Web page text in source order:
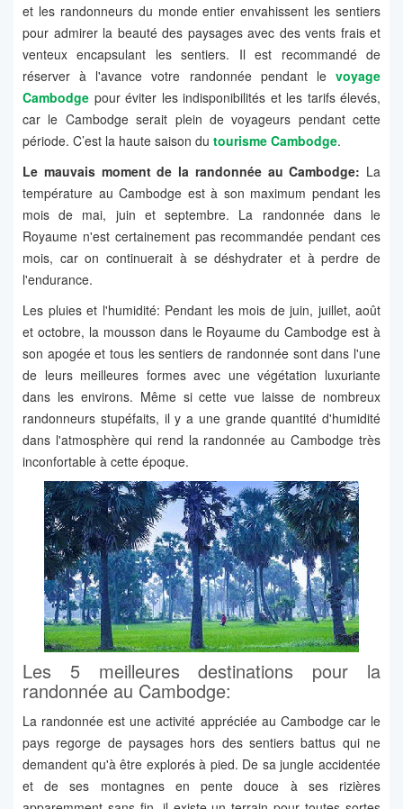
et les randonneurs du monde entier envahissent les sentiers
pour admirer la beauté des paysages avec des vents frais et
venteux encapsulant les sentiers. Il est recommandé de
réserver à l'avance votre randonnée pendant le voyage
Cambodge pour éviter les indisponibilités et les tarifs élevés,
car le Cambodge serait plein de voyageurs pendant cette
période. C’est la haute saison du tourisme Cambodge.
Le mauvais moment de la randonnée au Cambodge: La
température au Cambodge est à son maximum pendant les
mois de mai, juin et septembre. La randonnée dans le
Royaume n'est certainement pas recommandée pendant ces
mois, car on continuerait à se déshydrater et à perdre de
l'endurance.
Les pluies et l'humidité: Pendant les mois de juin, juillet, août
et octobre, la mousson dans le Royaume du Cambodge est à
son apogée et tous les sentiers de randonnée sont dans l'une
de leurs meilleures formes avec une végétation luxuriante
dans les environs. Même si cette vue laisse de nombreux
randonneurs stupéfaits, il y a une grande quantité d'humidité
dans l'atmosphère qui rend la randonnée au Cambodge très
inconfortable à cette époque.
Les 5 meilleures destinations pour la
randonnée au Cambodge:
La randonnée est une activité appréciée au Cambodge car le
pays regorge de paysages hors des sentiers battus qui ne
demandent qu'à être explorés à pied. De sa jungle accidentée
et de ses montagnes en pente douce à ses rizières